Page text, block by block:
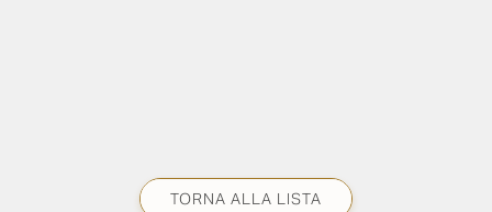
TORNA ALLA LISTA